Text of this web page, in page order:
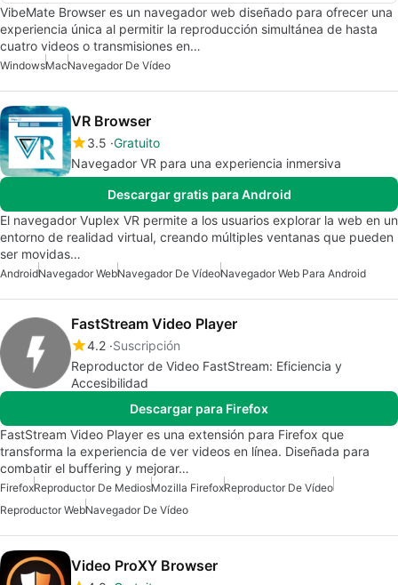
VibeMate Browser es un navegador web diseñado para ofrecer una
experiencia única al permitir la reproducción simultánea de hasta
cuatro videos o transmisiones en…
WindowsMacNavegador De Vídeo
VR Browser
3.5 Gratuito
Navegador VR para una experiencia inmersiva
Descargar gratis para Android
El navegador Vuplex VR permite a los usuarios explorar la web en un
entorno de realidad virtual, creando múltiples ventanas que pueden
ser movidas…
AndroidNavegador WebNavegador De VídeoNavegador Web Para Android
FastStream Video Player
4.2 Suscripción
Reproductor de Video FastStream: Eficiencia y
Accesibilidad
Descargar para Firefox
FastStream Video Player es una extensión para Firefox que
transforma la experiencia de ver videos en línea. Diseñada para
combatir el buffering y mejorar…
FirefoxReproductor De MediosMozilla FirefoxReproductor De Vídeo
Reproductor WebNavegador De Vídeo
Video ProXY Browser